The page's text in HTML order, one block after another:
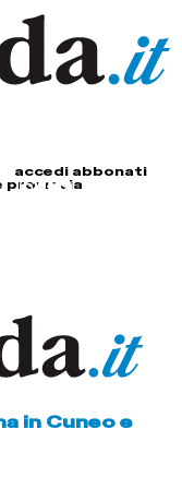
accedi abbonati
provincia
in Cuneo e